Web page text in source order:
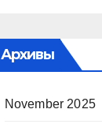
Архивы
November 2025